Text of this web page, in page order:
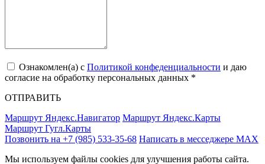
Ознакомлен(a) с Политикой конфеденциальности и даю
согласие на обработку персональных данных *
ОТПРАВИТЬ
Маршрут Яндекс.Навигатор Маршрут Яндекс.Карты
Маршрут Гугл.Карты
Позвонить на +7 (985) 533-35-68 Написать в месседжере МАХ
Мы используем файлы cookies для улучшения работы сайта.